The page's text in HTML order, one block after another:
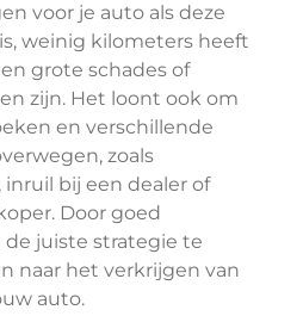
voor je auto als deze
weinig kilometers heeft
grote schades of
zijn. Het loont ook om
en verschillende
zoals
bij een dealer of
Door goed
juiste strategie te
naar het verkrijgen van
auto.